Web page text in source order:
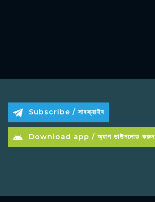
Subscribe / সাবস্ক্রাইব
Download app / অ্যাপ ডাউনলোড করুন